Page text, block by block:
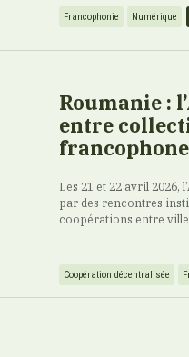
Francophonie Numérique
Roumanie :
entre
Les 21 et 22 avril 2026,
par des rencontres
coopérations entre
Coopération décentralisée